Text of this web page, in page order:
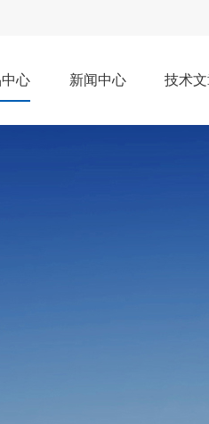
心 新闻中心 技术